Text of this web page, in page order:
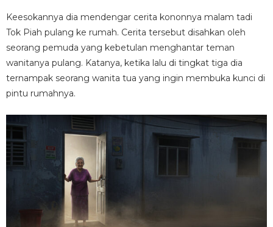
Keesokannya dia mendengar cerita kononnya malam tadi
Tok Piah pulang ke rumah. Cerita tersebut disahkan oleh
seorang pemuda yang kebetulan menghantar teman
wanitanya pulang. Katanya, ketika lalu di tingkat tiga dia
ternampak seorang wanita tua yang ingin membuka kunci di
pintu rumahnya.